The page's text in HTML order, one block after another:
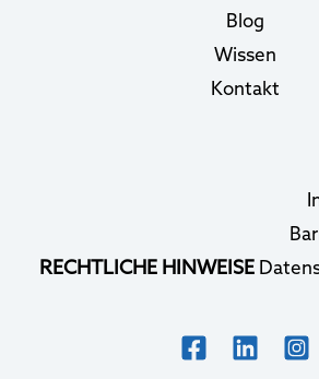
Blog
Wissen
Kontakt
RECHTLICHE HINWEISE